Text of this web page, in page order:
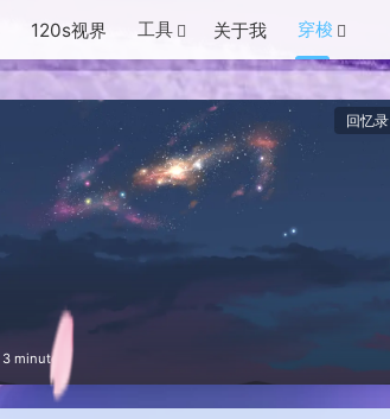
120s视界 工具 关于我 穿梭
回忆录
3 minutes